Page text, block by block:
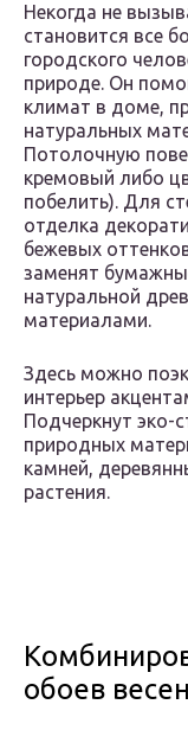
Некогда не
становится все
городского
природе. Он
климат в доме,
натуральных
Потолочную
кремовый либо
побелить). Для
отделка
бежевых
заменят
натуральной
материалами.
Здесь можно
интерьер
Подчеркнут эко-
природных
камней,
растения.
обоев